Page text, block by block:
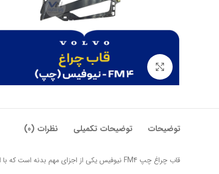
توضیحات توضیحات تکمیلی نظرات (0)
قاب چراغ چپ FM4 نیوفیس یکی از اجزای مهم بدنه است که با ایجاد انسجام ظاهری و محافظت مناسب، به کارکرد بهتر چراغ جلو کمک می‌کند.